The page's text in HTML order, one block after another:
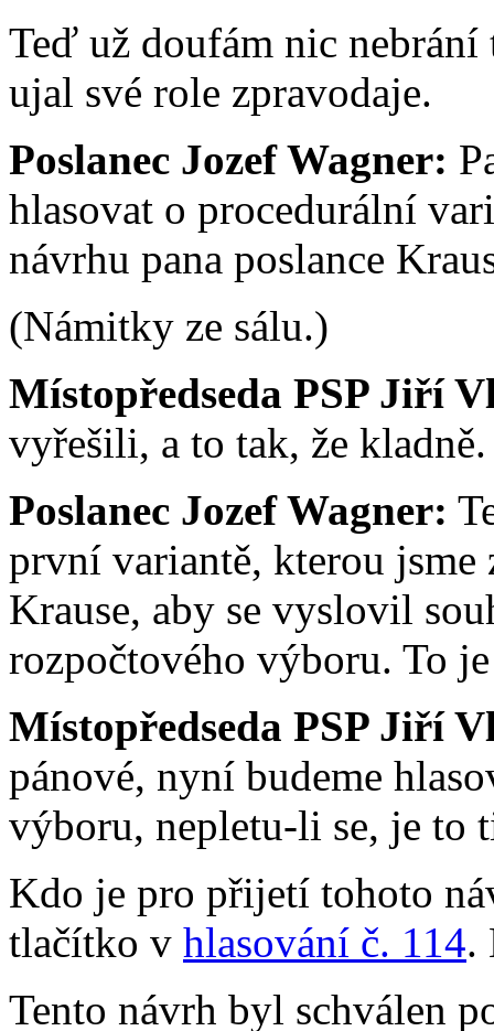
Teď už doufám nic nebrání
ujal své role zpravodaje.
Poslanec Jozef Wagner:
hlasovat o procedurální
návrhu pana poslance
(Námitky ze sálu.)
Místopředseda PSP Jiří
vyřešili, a to tak, že kladně.
Poslanec Jozef Wagner:
první variantě, kterou
Krause, aby se vyslovil
rozpočtového výboru. To
Místopředseda PSP Jiří
pánové, nyní budeme
výboru, nepletu-li se, je to
Kdo je pro přijetí tohoto
tlačítko v hlasování č. 114.
Tento návrh byl schválen